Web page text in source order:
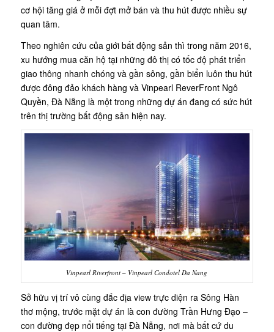
cơ hội tăng giá ở mỗi đợt mở bán và thu hút được nhiều sự
quan tâm.
Theo nghiên cứu của giới bất động sản thì trong năm 2016,
xu hướng mua căn hộ tại những đô thị có tốc độ phát triển
giao thông nhanh chóng và gần sông, gần biển luôn thu hút
được đông đảo khách hàng và Vinpearl ReverFront Ngô
Quyền, Đà Nẵng là một trong những dự án đang có sức hút
trên thị trường bất động sản hiện nay.
Vinpearl Riverfront – Vinpearl Condotel Da Nang
Sở hữu vị trí vô cùng đắc địa view trực diện ra Sông Hàn
thơ mộng, trước mặt dự án là con đường Trần Hưng Đạo –
con đường đẹp nổi tiếng tại Đà Nẵng, nơi mà bất cứ du